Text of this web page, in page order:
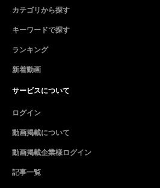
カテゴリから探す
キーワードで探す
ランキング
新着動画
サービスについて
ログイン
動画掲載について
動画掲載企業様ログイン
記事一覧